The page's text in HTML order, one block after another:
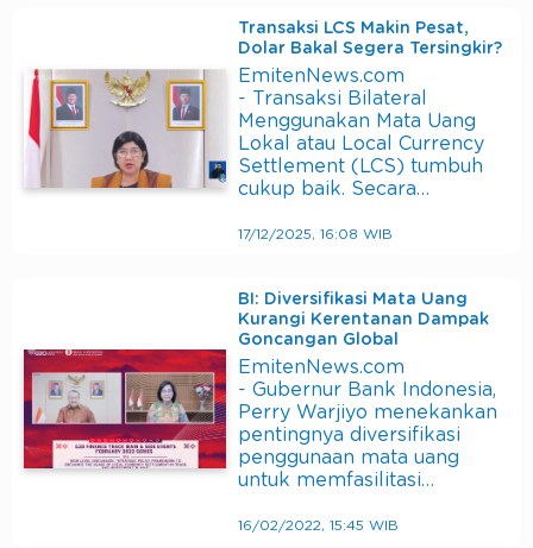
Transaksi LCS Makin Pesat,
Dolar Bakal Segera Tersingkir?
EmitenNews.com
- Transaksi Bilateral
Menggunakan Mata Uang
Lokal atau Local Currency
Settlement (LCS) tumbuh
cukup baik. Secara…
17/12/2025, 16:08 WIB
BI: Diversifikasi Mata Uang
Kurangi Kerentanan Dampak
Goncangan Global
EmitenNews.com
- Gubernur Bank Indonesia,
Perry Warjiyo menekankan
pentingnya diversifikasi
penggunaan mata uang
untuk memfasilitasi…
16/02/2022, 15:45 WIB